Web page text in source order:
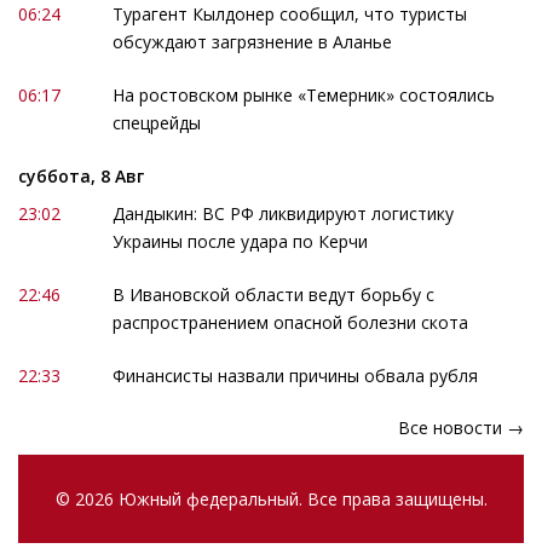
06:24
Турагент Кылдонер сообщил, что туристы
обсуждают загрязнение в Аланье
06:17
На ростовском рынке «Темерник» состоялись
спецрейды
суббота, 8 Авг
23:02
Дандыкин: ВС РФ ликвидируют логистику
Украины после удара по Керчи
22:46
В Ивановской области ведут борьбу с
распространением опасной болезни скота
22:33 Финансисты назвали причины обвала рубля
Все новости →
© 2026 Южный федеральный. Все права защищены.